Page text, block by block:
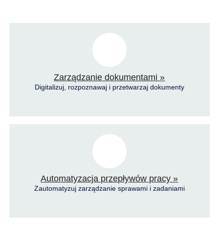
Zarządzanie dokumentami »
Digitalizuj, rozpoznawaj i przetwarzaj dokumenty
Automatyzacja przepływów pracy »
Zautomatyzuj zarządzanie sprawami i zadaniami